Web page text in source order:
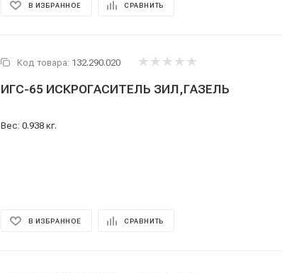
В ИЗБРАННОЕ СРАВНИТЬ
Код товара: 132.290.020
ИГС-65 ИСКРОГАСИТЕЛЬ ЗИЛ,ГАЗЕЛЬ
Вес: 0.938 кг.
В ИЗБРАННОЕ СРАВНИТЬ